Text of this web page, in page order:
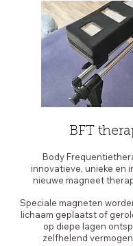
BFT
Body
innovatieve, unieke en
nieuwe magneet
Speciale magneten
lichaam geplaatst of
op diepe lagen
zelfhelend